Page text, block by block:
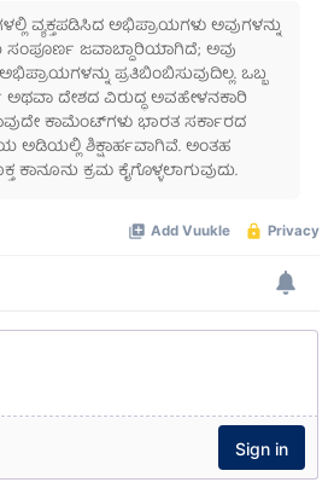
ವ್ಯಕ್ತಪಡಿಸಿದ ಅಭಿಪ್ರಾಯಗಳು ಅವುಗಳನ್ನು
ಸಂಪೂರ್ಣ ಜವಾಬ್ದಾರಿಯಾಗಿದೆ; ಅವು
ಪ್ರತಿಬಿಂಬಿಸುವುದಿಲ್ಲ. ಒಬ್ಬ
ದೇಶದ ವಿರುದ್ಧ ಅವಹೇಳನಕಾರಿ
ಕಾಮೆಂಟ್‌ಗಳು ಭಾರತ ಸರ್ಕಾರದ
ಅಡಿಯಲ್ಲಿ ಶಿಕ್ಷಾರ್ಹವಾಗಿವೆ. ಅಂತಹ
ಕಾನೂನು ಕ್ರಮ ಕೈಗೊಳ್ಳಲಾಗುವುದು.